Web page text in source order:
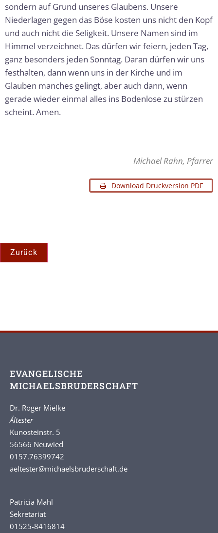
sondern auf Grund unseres Glaubens. Unsere
Niederlagen gegen das Böse kosten uns nicht den Kopf
und auch nicht die Seligkeit. Unsere Namen sind im
Himmel verzeichnet. Das dürfen wir feiern, jeden Tag,
ganz besonders jeden Sonntag. Daran dürfen wir uns
festhalten, dann wenn uns in der Kirche und im
Glauben manches gelingt, aber auch dann, wenn
gerade wieder einmal alles ins Bodenlose zu stürzen
scheint. Amen.
Michael Rahn, Pfarrer
Download Druckversion PDF
EVANGELISCHE
MICHAELSBRUDERSCHAFT
Dr. Roger Mielke
Ältester
Kunosteinstr. 5
56566 Neuwied
0157.76399742
aeltester@michaelsbruderschaft.de
Patricia Mahl
Sekretariat
01525-8416814